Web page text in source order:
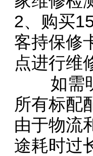
2、购买
客持保修
点进行维
如需明
所有标配
由于物流
途耗时过